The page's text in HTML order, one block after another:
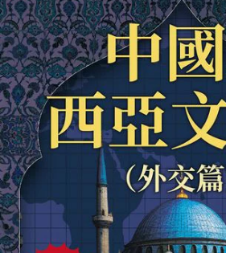
天天免運 美食蛋糕 養生
居家生活 3C家電 運動
女裝 男裝
日本購物 電子/紙本書
HOT